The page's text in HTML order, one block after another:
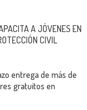
A JÓVENES EN
CIVIL
entrega de más de
gratuitos en